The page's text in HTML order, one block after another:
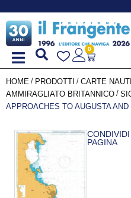
0
HOME / PRODOTTI / CARTE
AMMIRAGLIATO BRITANNICO /
APPROACHES TO AUGUSTA
PAGINA